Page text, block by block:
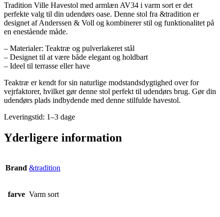
Tradition Ville Havestol med armlæn AV34 i varm sort er det
perfekte valg til din udendørs oase. Denne stol fra &tradition er
designet af Anderssen & Voll og kombinerer stil og funktionalitet på
en enestående måde.
– Materialer: Teaktræ og pulverlakeret stål
– Designet til at være både elegant og holdbart
– Ideel til terrasse eller have
Teaktræ er kendt for sin naturlige modstandsdygtighed over for
vejrfaktorer, hvilket gør denne stol perfekt til udendørs brug. Gør din
udendørs plads indbydende med denne stilfulde havestol.
Leveringstid: 1–3 dage
Yderligere information
Brand &tradition
farve Varm sort